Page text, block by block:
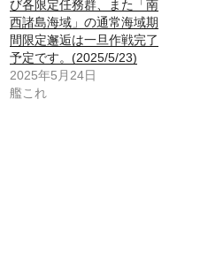
び各限定任務群、また「南
西諸島海域」の通常海域期
間限定邂逅は一旦作戦完了
予定です。(2025/5/23)
2025年5月24日
艦これ